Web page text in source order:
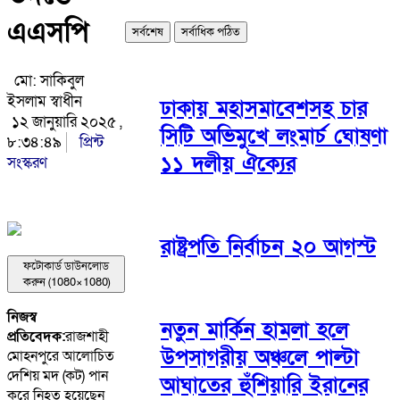
এএসপি
মো: সাকিবুল
ইসলাম স্বাধীন
১২ জানুয়ারি ২০২৫ ,
৮:৩৪:৪৯
প্রিন্ট
সংস্করণ
ফটোকার্ড ডাউনলোড
করুন (1080×1080)
নিজস্ব
প্রতিবেদক:রাজশাহী
মোহনপুরে আলোচিত
দেশিয় মদ (কট) পান
করে নিহত হয়েছেন
সর্বশেষ সর্বাধিক পঠিত
ঢাকায় মহাসমাবেশসহ চার
সিটি অভিমুখে লংমার্চ ঘোষণা
১১ দলীয় ঐক্যের
রাষ্ট্রপতি নির্বাচন ২০ আগস্ট
নতুন মার্কিন হামলা হলে
উপসাগরীয় অঞ্চলে পাল্টা
আঘাতের হুঁশিয়ারি ইরানের